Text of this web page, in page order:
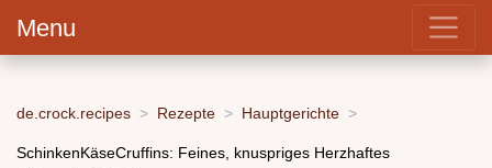
Menu
de.crock.recipes Rezepte Hauptgerichte
SchinkenKäseCruffins: Feines, knuspriges Herzhaftes